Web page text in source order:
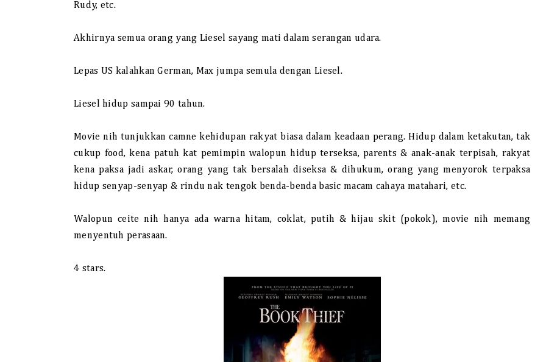
Rudy, etc.
Akhirnya semua orang yang Liesel sayang mati dalam serangan udara.
Lepas US kalahkan German, Max jumpa semula dengan Liesel.
Liesel hidup sampai 90 tahun.
Movie nih tunjukkan camne kehidupan rakyat biasa dalam keadaan perang. Hidup dalam ketakutan, tak
cukup food, kena patuh kat pemimpin walopun hidup terseksa, parents & anak-anak terpisah, rakyat
kena paksa jadi askar, orang yang tak bersalah diseksa & dihukum, orang yang menyorok terpaksa
hidup senyap-senyap & rindu nak tengok benda-benda basic macam cahaya matahari, etc.
Walopun ceite nih hanya ada warna hitam, coklat, putih & hijau skit (pokok), movie nih memang
menyentuh perasaan.
4 stars.